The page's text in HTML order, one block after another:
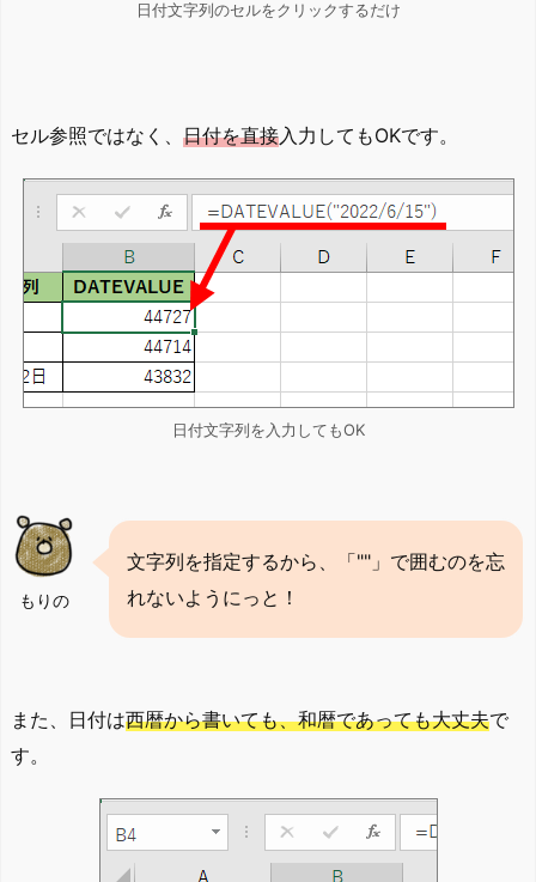
日付文字列のセルをクリックするだけ
セル参照ではなく、 日付を直接入力してもOKです。
日付文字列を入力してもOK
もりの
文字列を指定するから、「""」で囲むのを忘
れないようにっと！
また、日付は西暦から書いても、和暦であっても大丈夫で
す。